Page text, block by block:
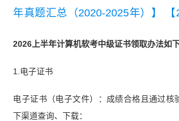
年真题汇总（2020-2025年）】
程师真题汇总（2020-2025年）】
2026上半年计算机软考中级证书领取办法如下
1.电子证书
电子证书（电子文件）：成绩合格且通过核
下渠道查询、下载：